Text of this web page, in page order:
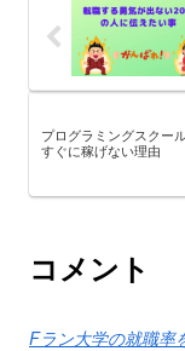
プログラミングスクー
すぐに稼げない理由
コメント
Fラン大学の就職率